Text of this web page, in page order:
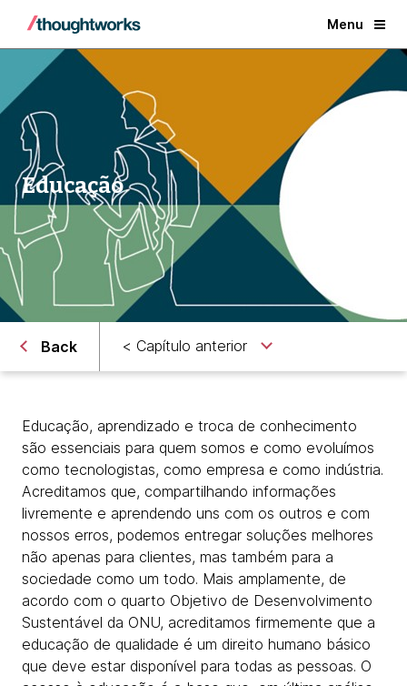
Menu
Educação
Back < Capítulo anterior
Educação, aprendizado e troca de conhecimento
são essenciais para quem somos e como evoluímos
como tecnologistas, como empresa e como indústria.
Acreditamos que, compartilhando informações
livremente e aprendendo uns com os outros e com
nossos erros, podemos entregar soluções melhores
não apenas para clientes, mas também para a
sociedade como um todo. Mais amplamente, de
acordo com o quarto Objetivo de Desenvolvimento
Sustentável da ONU, acreditamos firmemente que a
educação de qualidade é um direito humano básico
que deve estar disponível para todas as pessoas. O